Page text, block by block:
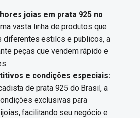
joias em prata 925 no
vasta linha de produtos que
diferentes estilos e públicos, a
peças que vendem rápido e
e condições especiais:
de prata 925 do Brasil, a
exclusivas para
facilitando seu negócio e